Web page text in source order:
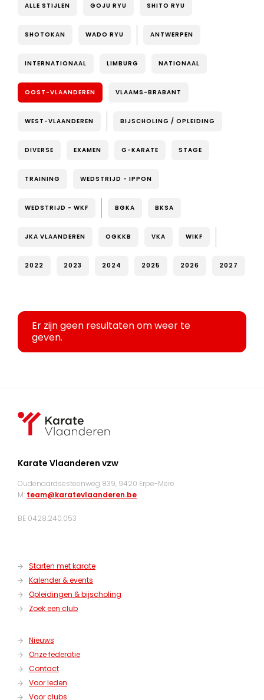
ALLE STIJLEN GOJU RYU SHITO RYU
SHOTOKAN WADO RYU ANTWERPEN
INTERNATIONAAL LIMBURG NATIONAAL
OOST-VLAANDEREN VLAAMS-BRABANT
WEST-VLAANDEREN BIJSCHOLING / OPLEIDING
DIVERSE EXAMEN G-KARATE STAGE
TRAINING WEDSTRIJD - IPPON
WEDSTRIJD - WKF BGKA BKSA
JKA VLAANDEREN OGKKB VKA WIKF
2022 2023 2024 2025 2026 2027
Er zijn geen resultaten om weer te
geven.
Karate Vlaanderen vzw
Oudenaardsesteenweg 839, 9420 Erpe-Mere
M: team@karatevlaanderen.be
BE 0428.240.053
Starten met karate
Kalender & events
Opleidingen & bijscholing
Zoek een club
Nieuws
Onze federatie
Contact
Voor leden
Voor clubs